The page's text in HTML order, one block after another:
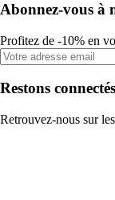
Abonnez-vous à
Profitez de -10% en
Restons connectés
Retrouvez-nous sur